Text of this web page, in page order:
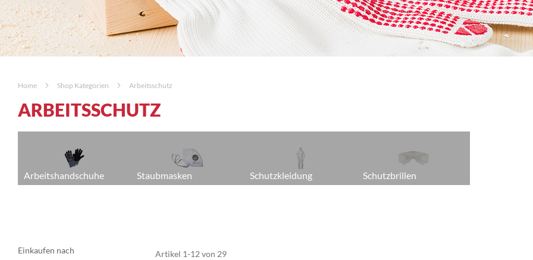
Home Shop Kategorien Arbeitsschutz
ARBEITSSCHUTZ
Arbeitshandschuhe Staubmasken Schutzkleidung Schutzbrillen
Artikel 1-12 von 29
Einkaufen nach